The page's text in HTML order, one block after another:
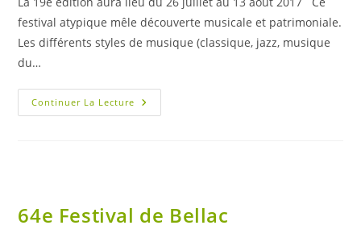
publication :
festival atypique mêle découverte musicale et patrimoniale.
Les différents styles de musique (classique, jazz, musique
du…
Continuer La Lecture 19e
Festival
64e Festival de Bellac